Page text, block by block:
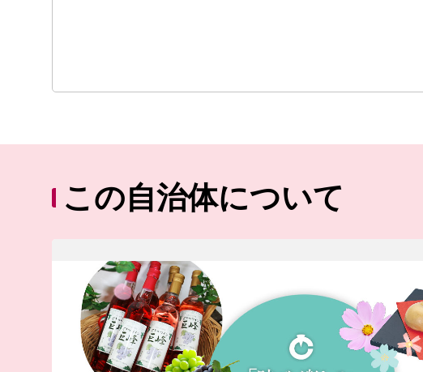
この自治体について